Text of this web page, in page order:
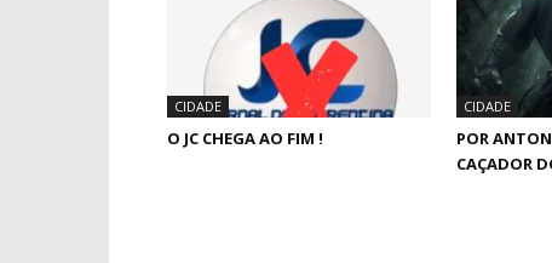
CIDADE
O JC CHEGA AO FIM !
CIDADE
POR
CAÇADOR